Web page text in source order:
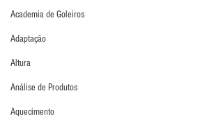
Academia de Goleiros
Adaptação
Altura
Análise de Produtos
Aquecimento